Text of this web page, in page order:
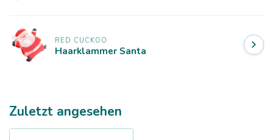
RED CUCKOO
Haarklammer Santa
Zuletzt angesehen